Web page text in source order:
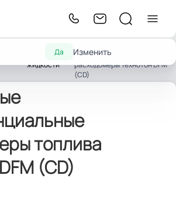
Да Изменить
Расходомеры
жидкости
дифференциальные
расходомеры Технотон DFM
(CD)
топлива
(CD)